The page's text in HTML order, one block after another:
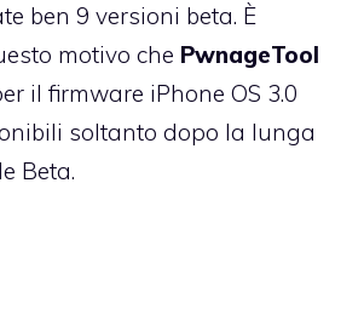
ben 9 versioni beta. È
motivo che PwnageTool
il firmware iPhone OS 3.0
soltanto dopo la lunga
Beta.